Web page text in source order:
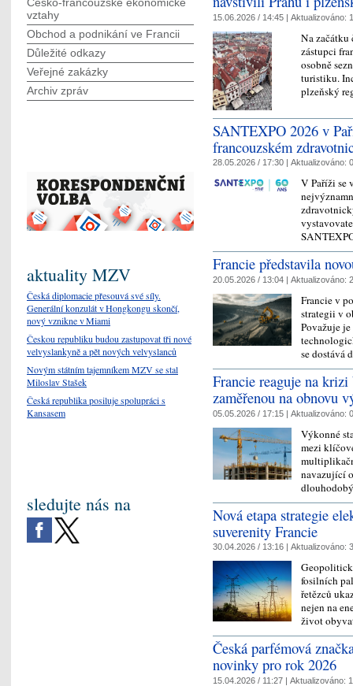
15.06.2026 / 14:45 | Aktualizováno:
Na
zástupci
osobně
turistiku.
plzeňský
SANTEXPO 2026 v
francouzském
28.05.2026 / 17:30 | Aktualizováno:
V Paříži se
Francie představila
20.05.2026 / 13:04 | Aktualizováno:
Francie v
strategii v
Považuje
se dostává
Francie reaguje na
zaměřenou na obnovu
05.05.2026 / 17:15 | Aktualizováno:
Výkonné
mezi
navazující
Nová etapa strategie
suverenity Francie
30.04.2026 / 13:16 | Aktualizováno:
fosilních
řetězců
nejen na
život
Česká parfémová
novinky pro rok 2026
15.04.2026 / 11:27 | Aktualizováno:
vztahy
Obchod a podnikání ve Francii
Důležité odkazy
Veřejné zakázky
Archiv zpráv
aktuality MZV
Česká diplomacie přesouvá své síly.
Generální konzulát v Hongkongu skončí,
nový vznikne v Miami
Českou republiku budou zastupovat tři nové
velvyslankyně a pět nových velvyslanců
Novým státním tajemníkem MZV se stal
Miloslav Stašek
Česká republika posiluje spolupráci s
Kansasem
sledujte nás na